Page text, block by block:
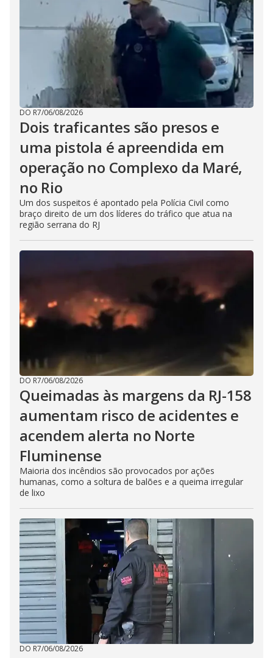
DO R7/06/08/2026
Dois traficantes são presos e
uma pistola é apreendida em
operação no Complexo da Maré,
no Rio
Um dos suspeitos é apontado pela Polícia Civil como
braço direito de um dos líderes do tráfico que atua na
região serrana do RJ
DO R7/06/08/2026
Queimadas às margens da RJ-158
aumentam risco de acidentes e
acendem alerta no Norte
Fluminense
Maioria dos incêndios são provocados por ações
humanas, como a soltura de balões e a queima irregular
de lixo
DO R7/06/08/2026